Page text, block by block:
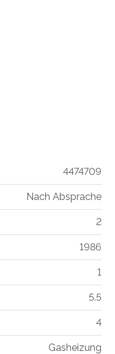
4474709
Nach Absprache
2
1986
1
5.5
4
Gasheizung